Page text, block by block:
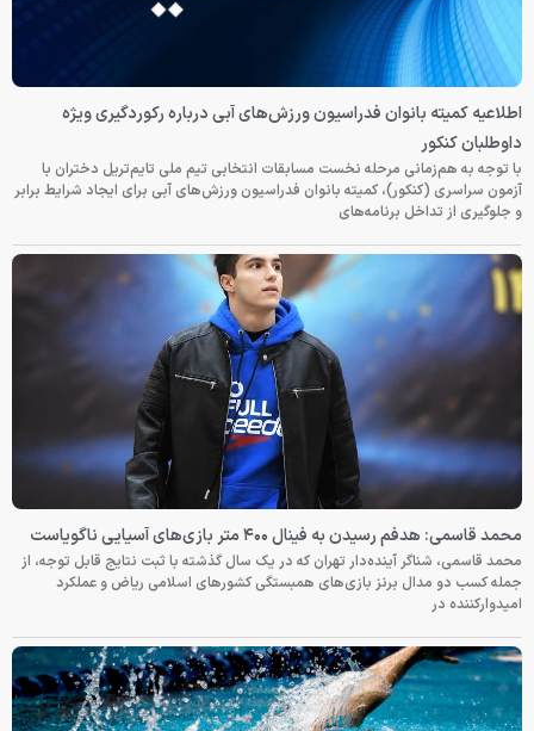
اطلاعیه کمیته بانوان فدراسیون ورزش‌های آبی درباره رکوردگیری ویژه
داوطلبان کنکور
با توجه به هم‌زمانی مرحله نخست مسابقات انتخابی تیم ملی تایم‌تریل دختران با
آزمون سراسری (کنکور)، کمیته بانوان فدراسیون ورزش‌های آبی برای ایجاد شرایط برابر
و جلوگیری از تداخل برنامه‌های
محمد قاسمی: هدفم رسیدن به فینال ۴۰۰ متر بازی‌های آسیایی ناگویاست
محمد قاسمی، شناگر آینده‌دار تهران که در یک سال گذشته با ثبت نتایج قابل توجه، از
جمله کسب دو مدال برنز بازی‌های همبستگی کشورهای اسلامی ریاض و عملکرد
امیدوارکننده در